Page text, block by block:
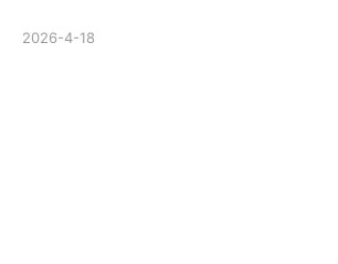
2026-4-18